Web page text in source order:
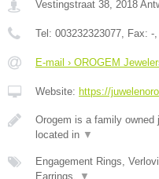
Vestingstraat 38, 2018
Tel: 003232323077, Fax: -
E-mail › OROGEM
Website: https://
Orogem is a family owned
located in ▼
Engagement Rings,
Earrings, ▼